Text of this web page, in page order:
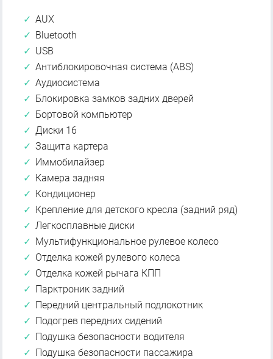
AUX
Bluetooth
USB
Антиблокировочная система (ABS)
Аудиосистема
Блокировка замков задних дверей
Бортовой компьютер
Диски 16
Защита картера
Иммобилайзер
Камера задняя
Кондиционер
Крепление для детского кресла (задний ряд)
Легкосплавные диски
Мультифункциональное рулевое колесо
Отделка кожей рулевого колеса
Отделка кожей рычага КПП
Парктроник задний
Передний центральный подлокотник
Подогрев передних сидений
Подушка безопасности водителя
Подушка безопасности пассажира